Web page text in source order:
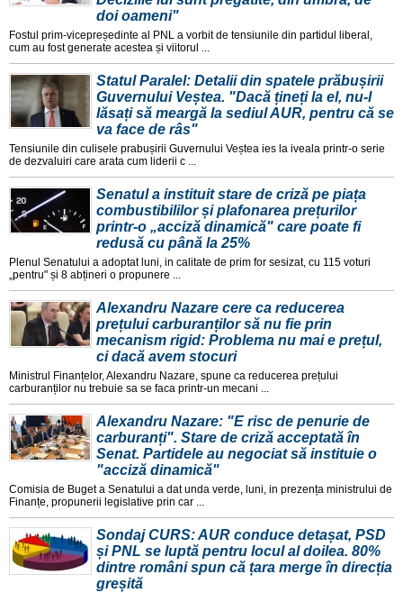
doi oameni"
Fostul prim-vicepreședinte al PNL a vorbit de tensiunile din partidul liberal,
cum au fost generate acestea și viitorul ...
Statul Paralel: Detalii din spatele prăbușirii
Guvernului Veștea. "Dacă țineți la el, nu-l
lăsați să meargă la sediul AUR, pentru că se
va face de râs"
Tensiunile din culisele prabușirii Guvernului Veștea ies la iveala printr-o serie
de dezvaluiri care arata cum liderii c ...
Senatul a instituit stare de criză pe piața
combustibililor și plafonarea prețurilor
printr-o „acciză dinamică" care poate fi
redusă cu până la 25%
Plenul Senatului a adoptat luni, in calitate de prim for sesizat, cu 115 voturi
„pentru" și 8 abțineri o propunere ...
Alexandru Nazare cere ca reducerea
prețului carburanților să nu fie prin
mecanism rigid: Problema nu mai e prețul,
ci dacă avem stocuri
Ministrul Finanțelor, Alexandru Nazare, spune ca reducerea prețului
carburanților nu trebuie sa se faca printr-un mecani ...
Alexandru Nazare: "E risc de penurie de
carburanți". Stare de criză acceptată în
Senat. Partidele au negociat să instituie o
"acciză dinamică"
Comisia de Buget a Senatului a dat unda verde, luni, in prezența ministrului de
Finanțe, propunerii legislative prin car ...
Sondaj CURS: AUR conduce detașat, PSD
și PNL se luptă pentru locul al doilea. 80%
dintre români spun că țara merge în direcția
greșită